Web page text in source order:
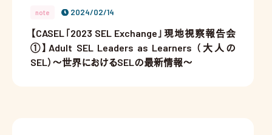
note 2024/02/14
【CASEL「2023 SEL Exchange」現地視察報告会
①】Adult SEL Leaders as Learners （大人の
SEL）〜世界におけるSELの最新情報〜